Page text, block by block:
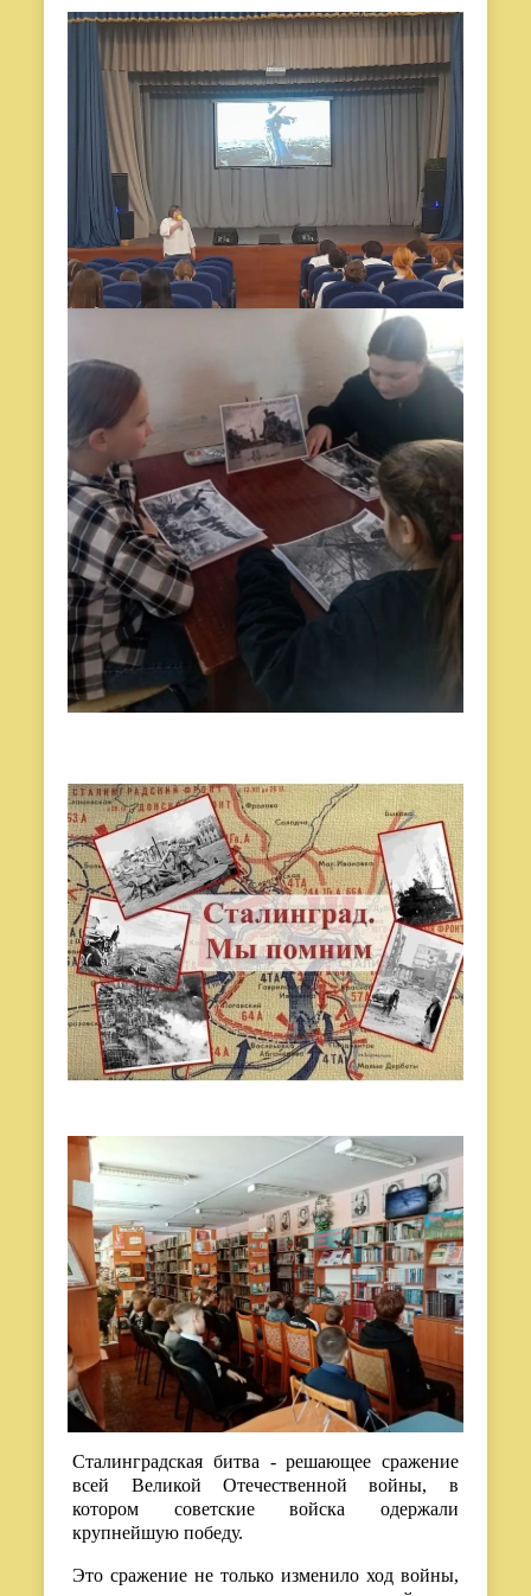
Сталинградская битва - решающее сражение
всей Великой Отечественной войны, в
котором советские войска одержали
крупнейшую победу.
Это сражение не только изменило ход войны,